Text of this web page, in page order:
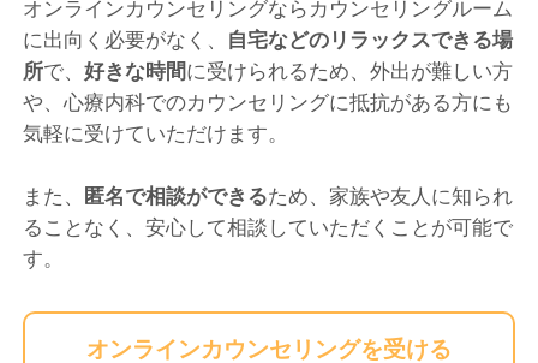
オンラインカウンセリングならカウンセリングルーム
に出向く必要がなく、 自宅などのリラックスできる場
所で、好きな時間に受けられるため、外出が難しい方
や、心療内科でのカウンセリングに抵抗がある方にも
気軽に受けていただけます。
また、 匿名で相談ができるため、家族や友人に知られ
ることなく、安心して相談していただくことが可能で
す。
オンラインカウンセリングを受ける